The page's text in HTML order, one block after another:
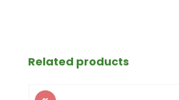
Produktgalerie überspringen
Related products